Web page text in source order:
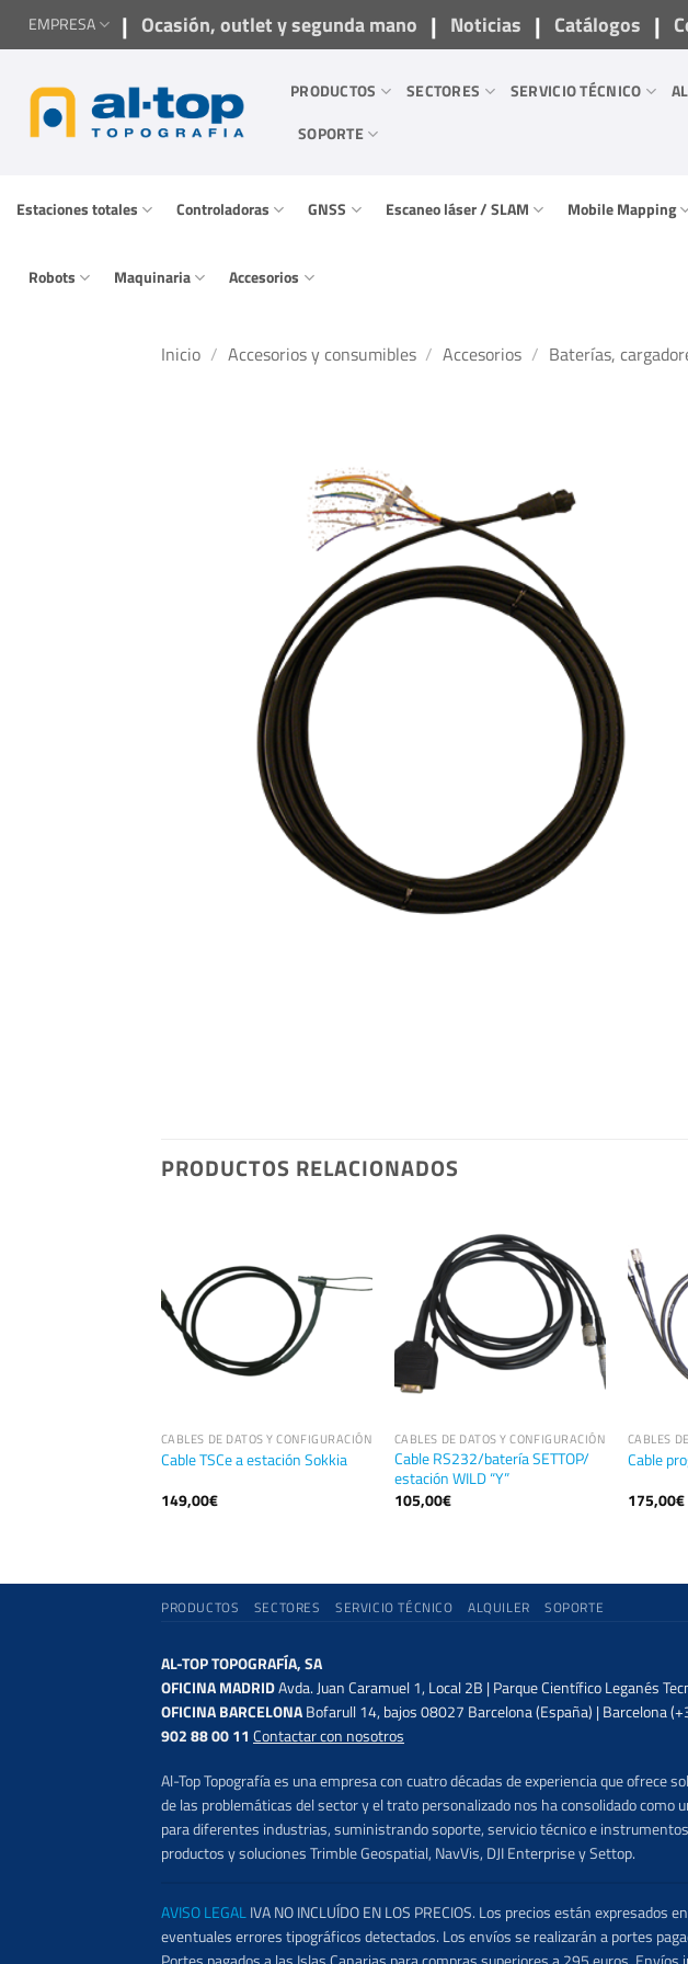
SaltarEMPRESA | Ocasión, outlet y segunda mano | Noticias | Catálogos |
PRODUCTOS SECTORES SERVICIO TÉCNICO
SOPORTE
Estaciones totales Controladoras GNSS Escaneo láser / SLAM Mobile Mapping
Robots Maquinaria Accesorios
Inicio / Accesorios y consumibles / Accesorios / Baterías,
PRODUCTOS RELACIONADOS
CABLES DE DATOS Y CONFIGURACIÓN
Cable TSCe a estación Sokkia
149,00€
CABLES DE DATOS Y CONFIGURACIÓN
Cable RS232/batería SETTOP/
estación WILD “Y”
105,00€
CABLES
Cable
175,00€
PRODUCTOS SECTORES SERVICIO TÉCNICO ALQUILER SOPORTE
AL-TOP TOPOGRAFÍA, SA
OFICINA MADRIDAvda. Juan Caramuel 1, Local 2B | Parque Científico Leganés
OFICINA BARCELONABofarull 14, bajos 08027 Barcelona (España) | Barcelona
902 88 00 11 Contactar con nosotros
Al-Top Topografía es una empresa con cuatro décadas de experiencia que
de las problemáticas del sector y el trato personalizado nos ha consolidado
para diferentes industrias, suministrando soporte, servicio técnico e
productos y soluciones Trimble Geospatial, NavVis, DJI Enterprise y Settop.
AVISO LEGALIVA NO INCLUÍDO EN LOS PRECIOS. Los precios están
eventuales errores tipográficos detectados. Los envíos se realizarán a portes